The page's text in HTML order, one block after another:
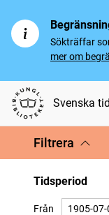
Sökträffar
mer om
Svenska
Filtrera
Tidsperiod
Från